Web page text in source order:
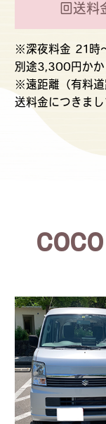
回送料
※深夜料金 21時
別途3,300円かか
※遠距離（有料
送料金につきま